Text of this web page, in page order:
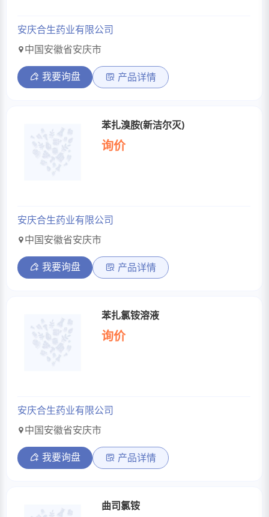
安庆合生药业有限公司
中国安徽省安庆市
我要询盘 产品详情
苯扎溴胺(新洁尔灭)
询价
安庆合生药业有限公司
中国安徽省安庆市
我要询盘 产品详情
苯扎氯铵溶液
询价
安庆合生药业有限公司
中国安徽省安庆市
我要询盘 产品详情
曲司氯铵